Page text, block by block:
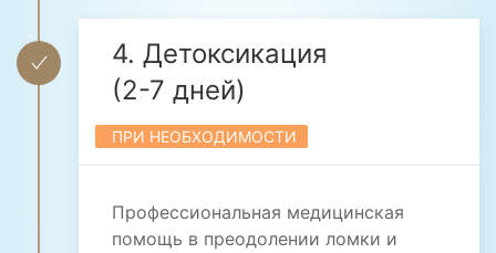
4. Детоксикация
(2-7 дней)
ПРИ НЕОБХОДИМОСТИ
Профессиональная медицинская
помощь в преодолении ломки и